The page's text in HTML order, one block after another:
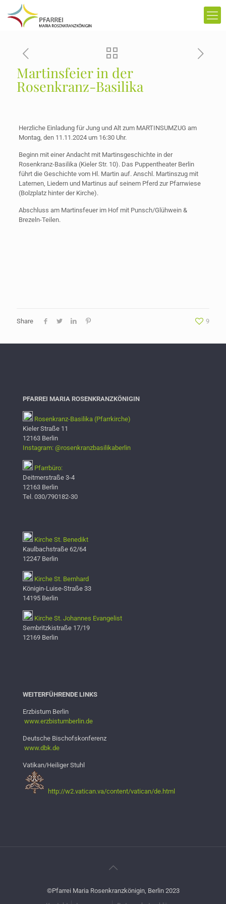
Martinsfeier in der
Rosenkranz-Basilika
Herzliche Einladung für Jung und Alt zum MARTINSUMZUG am
Montag, den 11.11.2024 um 16:30 Uhr.
Beginn mit einer Andacht mit Martinsgeschichte in der
Rosenkranz-Basilika (Kieler Str. 10). Das Puppentheater Berlin
führt die Geschichte vom Hl. Martin auf. Anschl. Martinszug mit
Laternen, Liedern und Martinus auf seinem Pferd zur Pfarrwiese
(Bolzplatz hinter der Kirche).
Abschluss am Martinsfeuer im Hof mit Punsch/Glühwein &
Brezeln-Teilen.
Share 9
PFARREI MARIA ROSENKRANZKÖNIGIN
Rosenkranz-Basilika (Pfarrkirche)
Kieler Straße 11
12163 Berlin
Instagram: @rosenkranzbasilikaberlin
Pfarrbüro:
Deitmerstraße 3-4
12163 Berlin
Tel. 030/790182-30
Kirche St. Benedikt
Kaulbachstraße 62/64
12247 Berlin
Kirche St. Bernhard
Königin-Luise-Straße 33
14195 Berlin
Kirche St. Johannes Evangelist
Sembritzkistraße 17/19
12169 Berlin
WEITERFÜHRENDE LINKS
Erzbistum Berlin
www.erzbistumberlin.de
Deutsche Bischofskonferenz
www.dbk.de
Vatikan/Heiliger Stuhl
http://w2.vatican.va/content/vatican/de.html
©Pfarrei Maria Rosenkranzkönigin, Berlin 2023